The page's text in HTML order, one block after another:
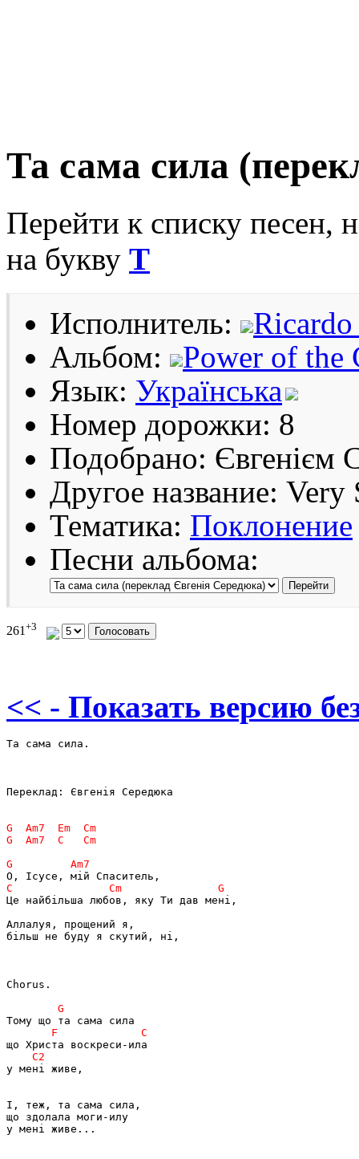
Та сама сила
Перейти к списку песен,
на букву Т
Исполнитель:
Ricardo
Альбом:
Power of the
Язык: Українська
Номер дорожки: 8
Подобрано: Євгенієм
Другое название: Very
Тематика: Поклонение
Песни альбома:
261 +3
<< - Показать версию
Та сама сила.
Переклад: Євгенія Середюка
Це найбільша любов, яку Ти дав мені,
Аллалуя, прощений я,
більш не буду я скутий, ні,
Chorus.
у мені живе,
І, теж, та сама сила,
що здолала моги-илу
у мені живе...